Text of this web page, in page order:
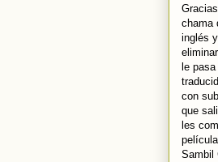
chama
inglés
le
con
que
les
Sambil